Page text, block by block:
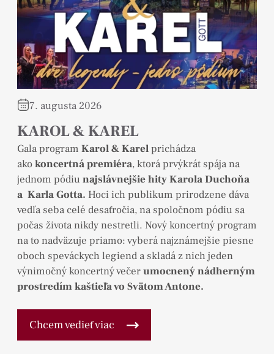
7. augusta 2026
KAROL & KAREL
Gala program Karol & Karelprichádza
akokoncertná premiéra, ktorá prvýkrát spája na
jednom pódiu najslávnejšie hity Karola Duchoňa
a Karla Gotta. Hoci ich publikum prirodzene dáva
vedľa seba celé desaťročia, na spoločnom pódiu sa
počas života nikdy nestretli. Nový koncertný program
na to nadväzuje priamo: vyberá najznámejšie piesne
oboch speváckych legiend a skladá z nich jeden
výnimočný koncertný večerumocnený nádherným
prostredím kaštieľa vo Svätom Antone.
Chcem vedieť viac